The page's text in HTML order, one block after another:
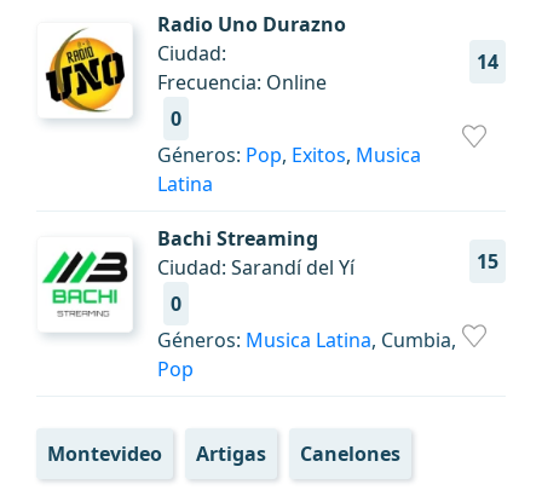
Radio Uno Durazno
14
Ciudad:
Frecuencia: Online
0
Géneros: Pop, Exitos, Musica
Latina
Bachi Streaming
15
Ciudad: Sarandí del Yí
0
Géneros: Musica Latina, Cumbia,
Pop
Montevideo Artigas Canelones